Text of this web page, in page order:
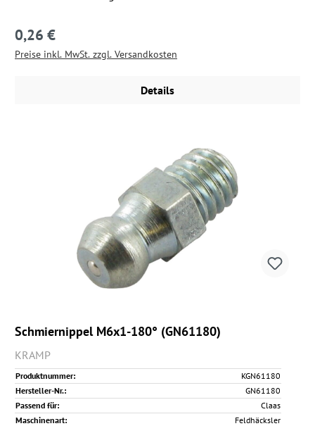
Regulärer Preis:
0,26 €
Preise inkl. MwSt. zzgl. Versandkosten
Details
Schmiernippel M6x1-180° (GN61180)
KRAMP
Produktnummer:
KGN61180
Hersteller-Nr.:
GN61180
Passend für:
Claas
Maschinenart:
Feldhäcksler